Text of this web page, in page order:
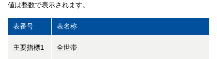
値は整数で表示されます。
表番号 表名称
主要指標1 全世帯